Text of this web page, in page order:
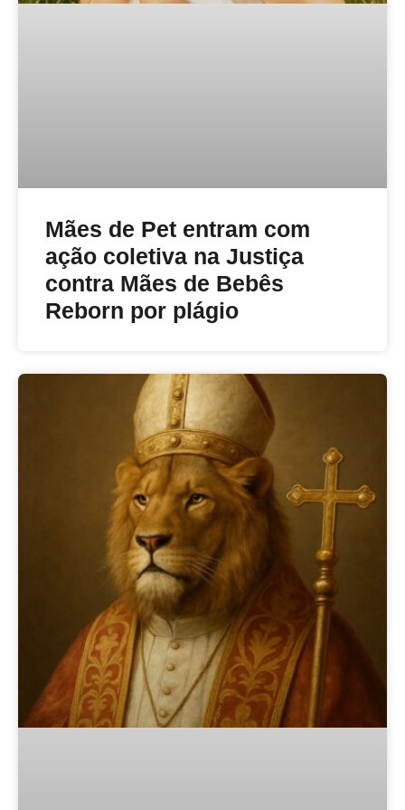
Mães de Pet entram com
ação coletiva na Justiça
contra Mães de Bebês
Reborn por plágio